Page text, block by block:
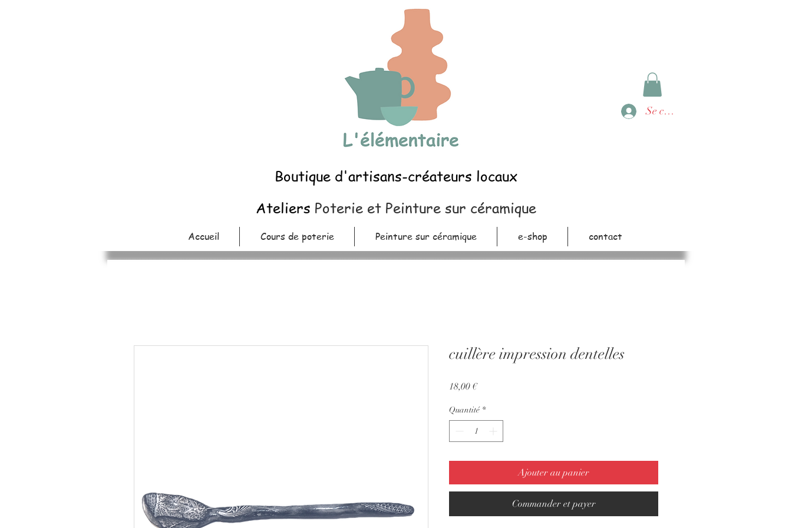
Se connecter
Boutique d'artisans-créateurs locaux
Ateliers Poterie et Peinture sur céramique
Accueil Cours de poterie Peinture sur céramique e-shop contact
cuillère impression dentelles
18,00 €Prix
Quantité *
Ajouter au panier
Commander et payer